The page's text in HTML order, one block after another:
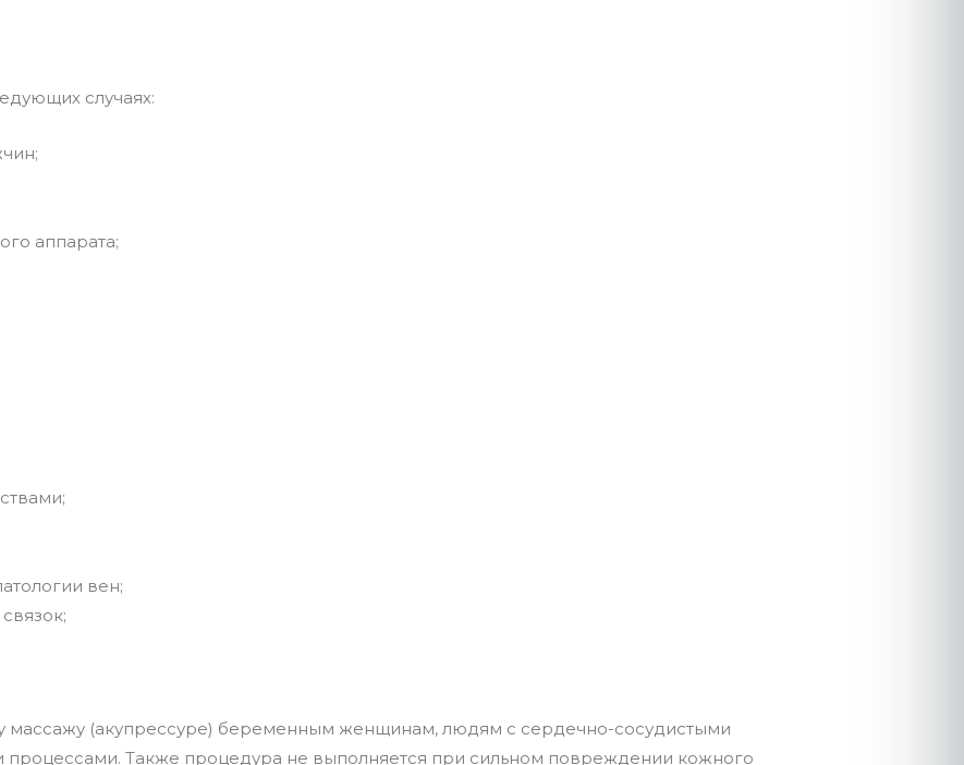
случаях:
аппарата;
вен;
массажу (акупрессуре) беременным женщинам, людям с сердечно-сосудистыми
Также процедура не выполняется при сильном повреждении кожного